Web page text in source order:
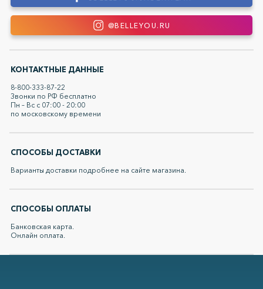
@BELLEYOU.RU
КОНТАКТНЫЕ ДАННЫЕ
8-800-333-87-22
Звонки по РФ бесплатно
Пн – Вс с 07:00 - 20:00
по московскому времени
СПОСОБЫ ДОСТАВКИ
Варианты доставки подробнее на сайте магазина.
СПОСОБЫ ОПЛАТЫ
Банковская карта.
Онлайн оплата.